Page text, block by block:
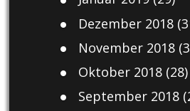
Dezember 2018
November 2018
Oktober 2018(28)
September 2018